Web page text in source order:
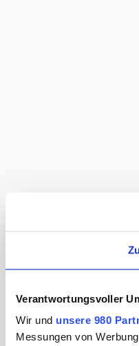
Verantwortungsvoller
Wir und unsere 980
Messungen von